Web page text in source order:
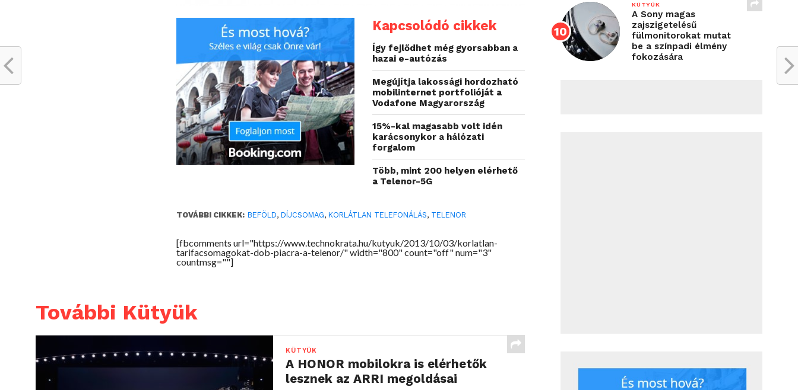
Kapcsolódó cikkek
Így fejlődhet még gyorsabban a
hazai e-autózás
Megújítja lakossági hordozható
mobilinternet portfolióját a
Vodafone Magyarország
15%-kal magasabb volt idén
karácsonykor a hálózati
forgalom
Több, mint 200 helyen elérhető
a Telenor-5G
TOVÁBBI CIKKEK: BEFÖLD,DÍJCSOMAG,KORLÁTLAN TELEFONÁLÁS, TELENOR
[fbcomments url="https://www.technokrata.hu/kutyuk/2013/10/03/korlatlan-
tarifacsomagokat-dob-piacra-a-telenor/" width="800" count="off" num="3"
countmsg=""]
További Kütyük
KÜTYÜK
A HONOR mobilokra is elérhetők
lesznek az ARRI megoldásai
KÜTYÜK
A Sony magas
zajszigetelésű
fülmonitorokat mutat
be a színpadi élmény
fokozására